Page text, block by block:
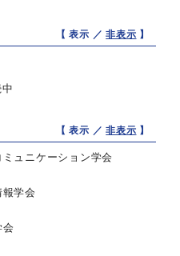
【 表示 ／非表示 】
【 表示 ／非表示 】
ミュニケーション学会
報学会
会